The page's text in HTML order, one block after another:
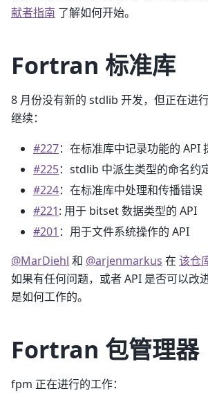
献者指南 了解如何开始。
Fortran 标准库
8 月份没有新的 stdlib 开发，但正在进
继续：
#227：在标准库中记录功能的 API
#225：stdlib 中派生类型的命名约
#224：在标准库中处理和传播错误
#221: 用于 bitset 数据类型的 API
#201 ：用于文件系统操作的 API
@MarDiehl 和 @arjenmarkus 在 该仓
如果有任何问题，或者 API 是否可以改
是如何工作的。
Fortran 包管理器
fpm 正在进行的工作：